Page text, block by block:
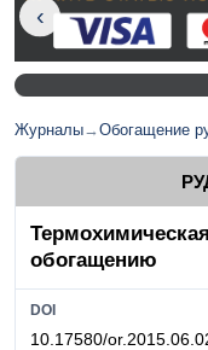
Журналы→Обогащение
обогащению
DOI
10.17580/